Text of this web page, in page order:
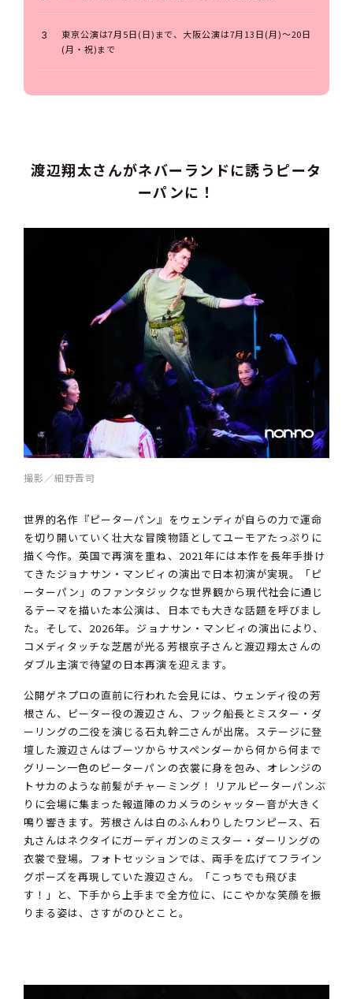
東京公演は7月5日(日)まで、大阪公演は7月13日(月)～20日
(月・祝)まで
渡辺翔太さんがネバーランドに誘うピータ
ーパンに！
撮影／細野晋司
世界的名作『ピーターパン』をウェンディが自らの力で運命
を切り開いていく壮大な冒険物語としてユーモアたっぷりに
描く今作。英国で再演を重ね、2021年には本作を長年手掛け
てきたジョナサン・マンビィの演出で日本初演が実現。「ピ
ーターパン」のファンタジックな世界観から現代社会に通じ
るテーマを描いた本公演は、日本でも大きな話題を呼びまし
た。そして、2026年。ジョナサン・マンビィの演出により、
コメディタッチな芝居が光る芳根京子さんと渡辺翔太さんの
ダブル主演で待望の日本再演を迎えます。
公開ゲネプロの直前に行われた会見には、ウェンディ役の芳
根さん、ピーター役の渡辺さん、フック船長とミスター・ダ
ーリングの二役を演じる石丸幹二さんが出席。ステージに登
壇した渡辺さんはブーツからサスペンダーから何から何まで
グリーン一色のピーターパンの衣裳に身を包み、オレンジの
トサカのような前髪がチャーミング！ リアルピーターパンぶ
りに会場に集まった報道陣のカメラのシャッター音が大きく
鳴り響きます。芳根さんは白のふんわりしたワンピース、石
丸さんはネクタイにガーディガンのミスター・ダーリングの
衣裳で登場。フォトセッションでは、両手を広げてフライン
グポーズを再現していた渡辺さん。「こっちでも飛びま
す！」と、下手から上手まで全方位に、にこやかな笑顔を振
りまる姿は、さすがのひとこと。